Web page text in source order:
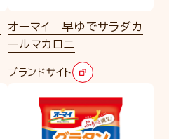
オーマイ 早ゆでサラダカ
ールマカロニ
ブランドサイト